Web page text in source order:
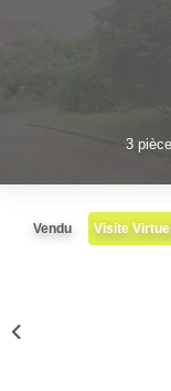
3
Vendu Visite